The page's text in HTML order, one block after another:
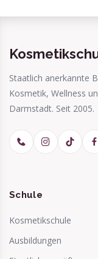
Staatlich anerkannte
Kosmetik, Wellness
Darmstadt. Seit 2005.
Schule
Kosmetikschule
Ausbildungen